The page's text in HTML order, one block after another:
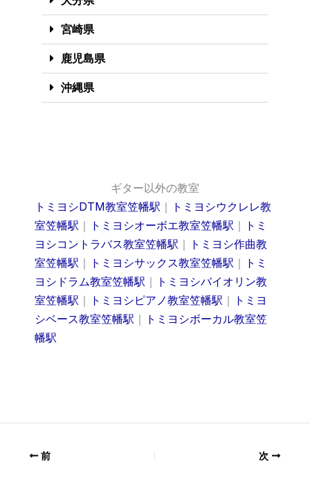
宮崎県
鹿児島県
沖縄県
ギター以外の教室
トミヨシDTM教室笠幡駅 ｜ トミヨシウクレレ教
室笠幡駅 ｜ トミヨシオーボエ教室笠幡駅 ｜ トミ
ヨシコントラバス教室笠幡駅 ｜ トミヨシ作曲教
室笠幡駅 ｜ トミヨシサックス教室笠幡駅 ｜ トミ
ヨシドラム教室笠幡駅 ｜ トミヨシバイオリン教
室笠幡駅 ｜ トミヨシピアノ教室笠幡駅 ｜ トミヨ
シベース教室笠幡駅 ｜ トミヨシボーカル教室笠
幡駅
前 次